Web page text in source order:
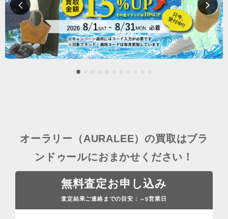
オーラリー（AURALEE）の買取はブラ
ンドゥールにおまかせください！
無料査定お申し込み
査定結果ご連絡までの目安： ～5営業日